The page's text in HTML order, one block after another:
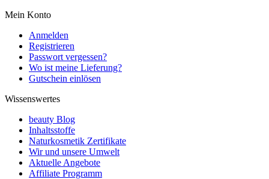
Mein Konto
Anmelden
Registrieren
Passwort vergessen?
Wo ist meine Lieferung?
Gutschein einlösen
Wissenswertes
beauty Blog
Inhaltsstoffe
Naturkosmetik Zertifikate
Wir und unsere Umwelt
Aktuelle Angebote
Affiliate Programm